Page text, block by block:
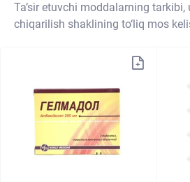
Ta’sir etuvchi moddalarning
chiqarilish shaklining to‘liq mos